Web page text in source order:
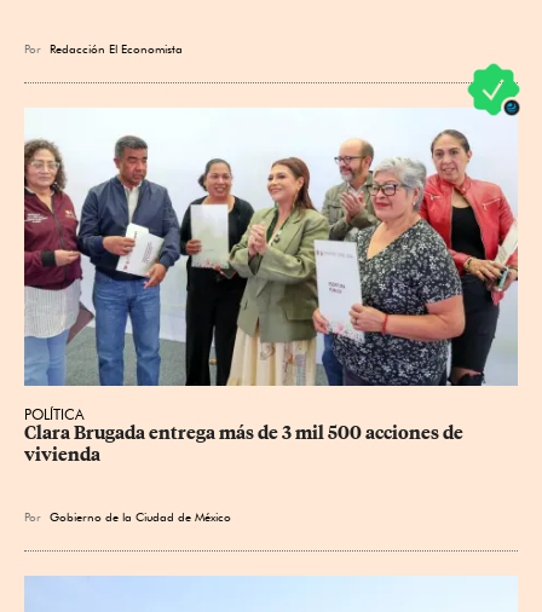
Por Redacción El Economista
POLÍTICA
Clara Brugada entrega más de 3 mil 500 acciones de
vivienda
Por Gobierno de la Ciudad de México